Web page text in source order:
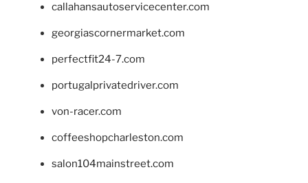
callahansautoservicecenter.com
georgiascornermarket.com
perfectfit24-7.com
portugalprivatedriver.com
von-racer.com
coffeeshopcharleston.com
salon104mainstreet.com